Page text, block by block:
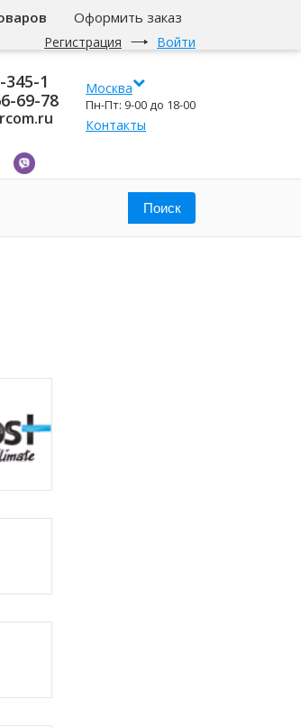
Регистрация Войти
Оформить заказ
345-1
69-78
Москва
Пн-Пт: 9-00 до 18-00
Контакты